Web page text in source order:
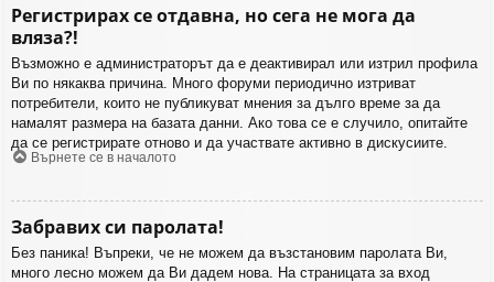
Регистрирах се отдавна, но сега не мога да
вляза?!
Възможно е администраторът да е деактивирал или изтрил профила
Ви по някаква причина. Много форуми периодично изтриват
потребители, които не публикуват мнения за дълго време за да
намалят размера на базата данни. Ако това се е случило, опитайте
да се регистрирате отново и да участвате активно в дискусиите.
Върнете се в началото
Забравих си паролата!
Без паника! Въпреки, че не можем да възстановим паролата Ви,
много лесно можем да Ви дадем нова. На страницата за вход